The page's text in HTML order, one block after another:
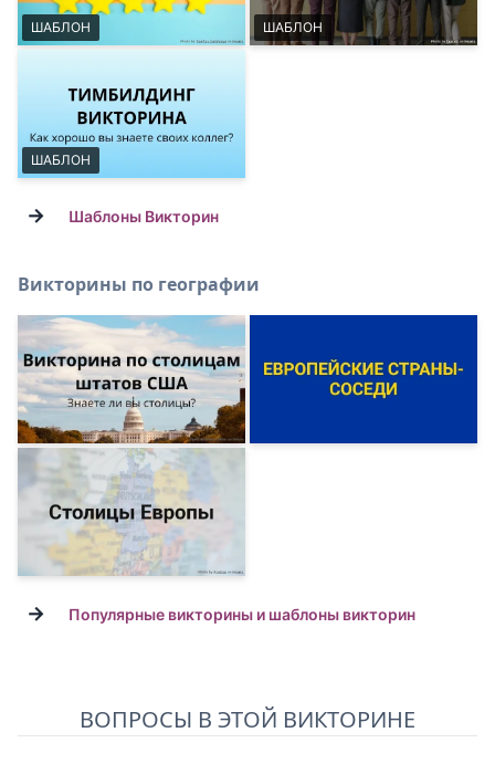
ШАБЛОН ШАБЛОН
ШАБЛОН
→ Шаблоны Викторин
Викторины по географии
→ Популярные викторины и шаблоны викторин
ВОПРОСЫ В ЭТОЙ ВИКТОРИНЕ